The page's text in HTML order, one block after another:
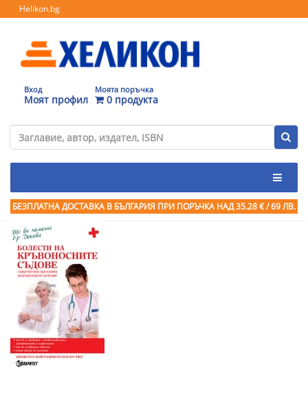
Helikon.bg
Вход
Моят профил
Моята поръчка
0 продукта
БЕЗПЛАТНА ДОСТАВКА В БЪЛГАРИЯ ПРИ ПОРЪЧКА НАД 35.28 € / 69 ЛВ.